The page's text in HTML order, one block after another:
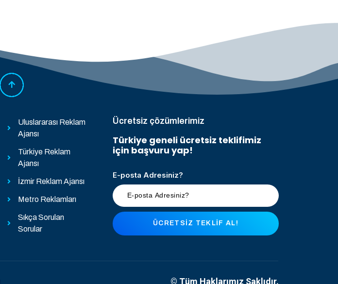
Uluslararası Reklam
Ajansı
Türkiye Reklam
Ajansı
İzmir Reklam Ajansı
Metro Reklamları
Sıkça Sorulan
Sorular
Ücretsiz çözümlerimiz
Türkiye geneli ücretsiz teklifimiz
için başvuru yap!
E-posta Adresiniz?
ÜCRETSIZ TEKLIF AL!